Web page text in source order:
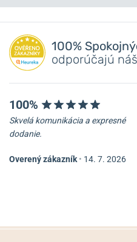
Máte otázku?
Remienok Hirsch Liberty -
100%
odporúčajú
100%
Skvelá komunikácia a expresné
dodanie.
Overený zákazník • 14. 7. 2026